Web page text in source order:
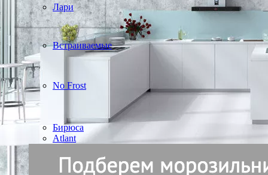
Лари
Встраиваемые
No Frost
Бирюса
Atlant